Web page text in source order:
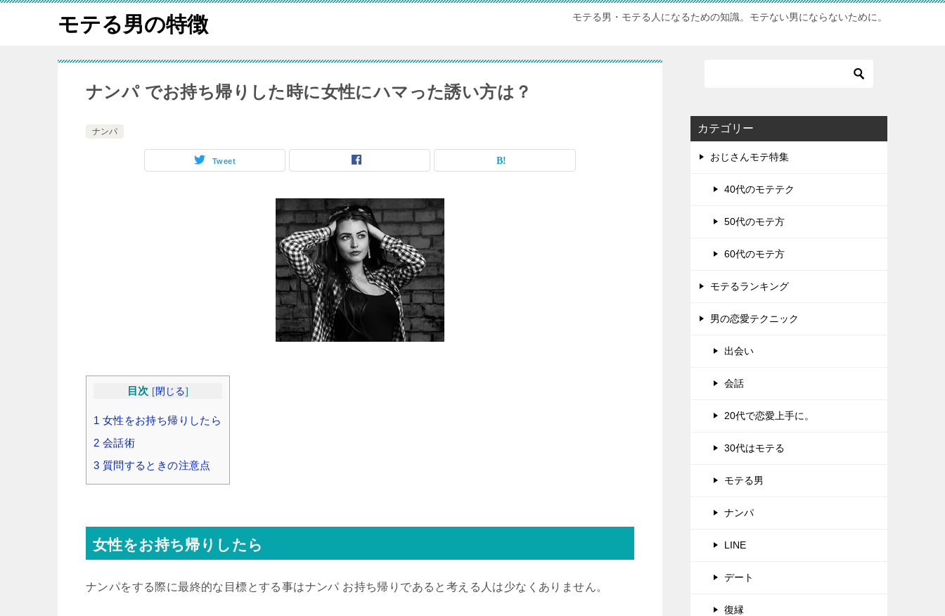
モテる男の特徴 モテる男・モテる人になるための知識。モテない男にならないために。
ナンパ でお持ち帰りした時に女性にハマった誘い方は？
ナンパ
Tweet
目次 [閉じる]
1 女性をお持ち帰りしたら
2 会話術
3 質問するときの注意点
女性をお持ち帰りしたら
ナンパをする際に最終的な目標とする事はナンパ お持ち帰りであると考える人は少なくありません。
カテゴリー
おじさんモテ特集
40代のモテテク
50代のモテ方
60代のモテ方
モテるランキング
男の恋愛テクニック
出会い
会話
20代で恋愛上手に。
30代はモテる
モテる男
ナンパ
LINE
デート
復縁